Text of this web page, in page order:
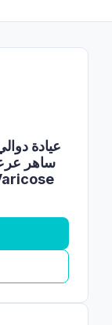
عيادة
ساهر